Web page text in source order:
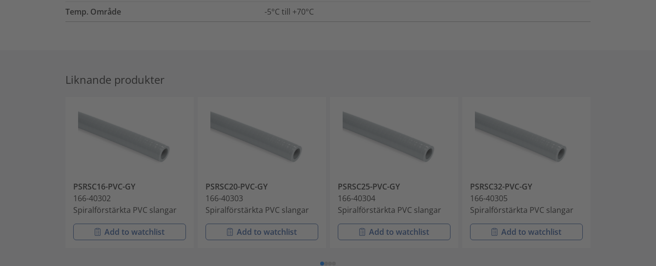
Temp. Område
-5°C till +70°C
Liknande produkter
PSRSC16-PVC-GY
166-40302
Spiralförstärkta PVC slangar
Add to watchlist
PSRSC20-PVC-GY
166-40303
Spiralförstärkta PVC slangar
Add to watchlist
PSRSC25-PVC-GY
166-40304
Spiralförstärkta PVC slangar
Add to watchlist
PSRSC32-PVC-GY
166-40305
Spiralförstärkta PVC slangar
Add to watchlist